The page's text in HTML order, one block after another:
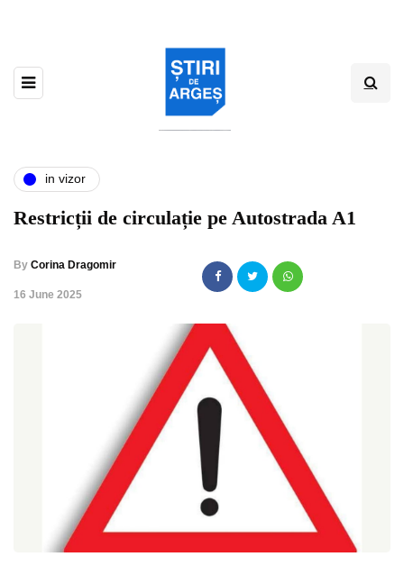
in vizor
Restricții de circulație pe Autostrada A1
By Corina Dragomir
,16 June 2025